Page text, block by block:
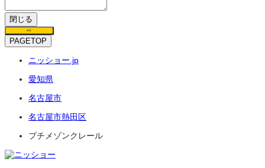
閉じる
保存
PAGETOP
ニッショー.jp
愛知県
名古屋市
名古屋市熱田区
プチメゾンクレール